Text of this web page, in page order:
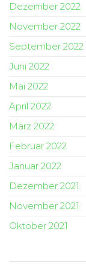
Dezember 2022
November 2022
September 2022
Juni 2022
Mai 2022
April 2022
März 2022
Februar 2022
Januar 2022
Dezember 2021
November 2021
Oktober 2021